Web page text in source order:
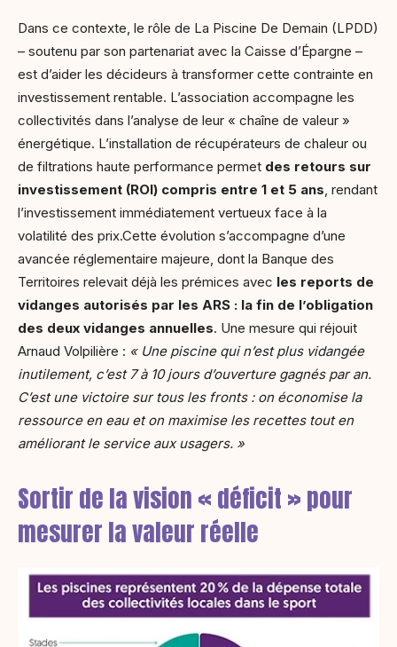
Dans ce contexte, le rôle de La Piscine De Demain (LPDD)
– soutenu par son partenariat avec la Caisse d’Épargne –
est d’aider les décideurs à transformer cette contrainte en
investissement rentable. L’association accompagne les
collectivités dans l’analyse de leur « chaîne de valeur »
énergétique. L’installation de récupérateurs de chaleur ou
de filtrations haute performance permet des retours sur
investissement (ROI) compris entre 1 et 5 ans, rendant
l’investissement immédiatement vertueux face à la
volatilité des prix.Cette évolution s’accompagne d’une
avancée réglementaire majeure, dont la Banque des
Territoires relevait déjà les prémices avec les reports de
vidanges autorisés par les ARS : la fin de l’obligation
des deux vidanges annuelles. Une mesure qui réjouit
Arnaud Volpilière : « Une piscine qui n’est plus vidangée
inutilement, c’est 7 à 10 jours d’ouverture gagnés par an.
C’est une victoire sur tous les fronts : on économise la
ressource en eau et on maximise les recettes tout en
améliorant le service aux usagers. »
Sortir de la vision « déficit » pour
mesurer la valeur réelle